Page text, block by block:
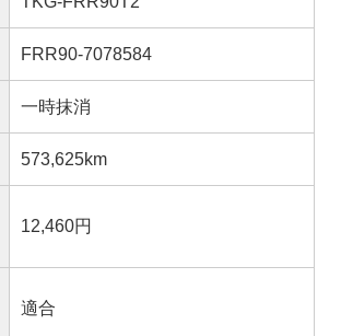
FRR90-7078584
一時抹消
573,625km
12,460円
適合